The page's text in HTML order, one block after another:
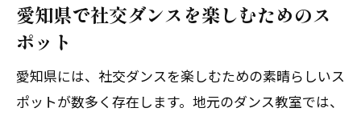
愛知県で社交ダンスを楽しむためのス
ポット
愛知県には、社交ダンスを楽しむための素晴らしいス
ポットが数多く存在します。地元のダンス教室では、